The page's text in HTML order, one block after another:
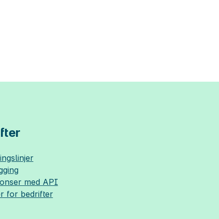
med API
for bedrifter